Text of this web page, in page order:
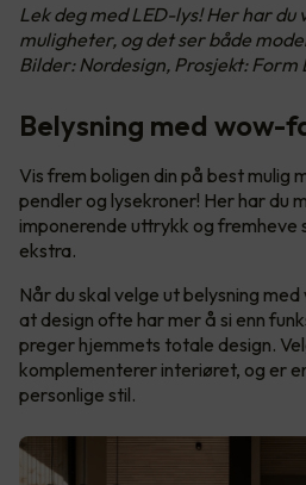
Lek deg med LED-lys! Her har du
muligheter, og det ser både
Bilder: Nordesign, Prosjekt: Form
Belysning med wow-
Vis frem boligen din på best
pendler og lysekroner! Her har du
imponerende uttrykk og fremheve
ekstra.
Når du skal velge ut belysning
at design ofte har mer å si enn
preger hjemmets totale design.
komplementerer interiøret, og er
personlige stil.